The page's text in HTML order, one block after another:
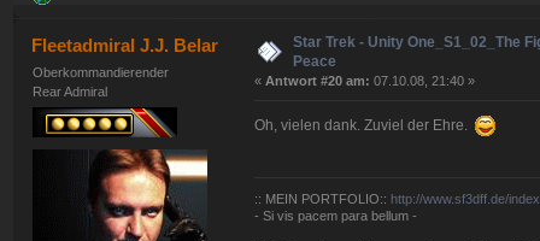
Fleetadmiral J.J. Belar
Oberkommandierender
Rear Admiral
Star Trek - Unity One_S1_02_The
Peace
« Antwort #20 am: 07.10.08, 21:40 »
Oh, vielen dank. Zuviel der Ehre.
:: MEIN PORTFOLIO:: http://www.sf3dff.de/
- Si vis pacem para bellum -